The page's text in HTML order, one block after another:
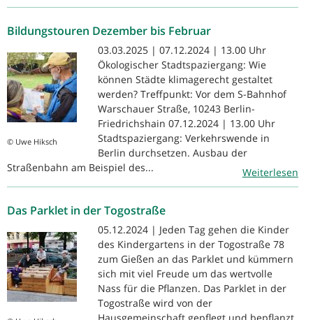
Bildungstouren Dezember bis Februar
© Uwe Hiksch
03.03.2025 | 07.12.2024 | 13.00 Uhr
Ökologischer Stadtspaziergang: Wie
können Städte klimagerecht gestaltet
werden? Treffpunkt: Vor dem S-Bahnhof
Warschauer Straße, 10243 Berlin-
Friedrichshain 07.12.2024 | 13.00 Uhr
Stadtspaziergang: Verkehrswende in
Berlin durchsetzen. Ausbau der
Straßenbahn am Beispiel des...
Weiterlesen
Das Parklet in der Togostraße
05.12.2024 | Jeden Tag gehen die Kinder
des Kindergartens in der Togostraße 78
zum Gießen an das Parklet und kümmern
sich mit viel Freude um das wertvolle
Nass für die Pflanzen. Das Parklet in der
Togostraße wird von der
Hausgemeinschaft gepflegt und bepflanzt.